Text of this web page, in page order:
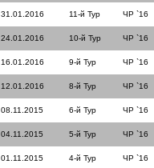
31.01.2016 11-й Тур ЧР `16
24.01.2016 10-й Тур ЧР `16
16.01.2016 9-й Тур ЧР `16
12.01.2016 8-й Тур ЧР `16
08.11.2015 6-й Тур ЧР `16
04.11.2015 5-й Тур ЧР `16
01.11.2015 4-й Тур ЧР `16